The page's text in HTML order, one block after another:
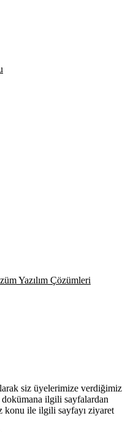
siz üyelerimize verdiğimiz
ilgili sayfalardan
ile ilgili sayfayı ziyaret